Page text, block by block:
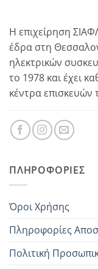
Η επιχείρηση
έδρα στη
ηλεκτρικών
το 1978 και έχει
κέντρα επισκευών
ΠΛΗΡΟΦΟΡΊΕΣ
Όροι Χρήσης
Πληροφορίες
Πολιτική